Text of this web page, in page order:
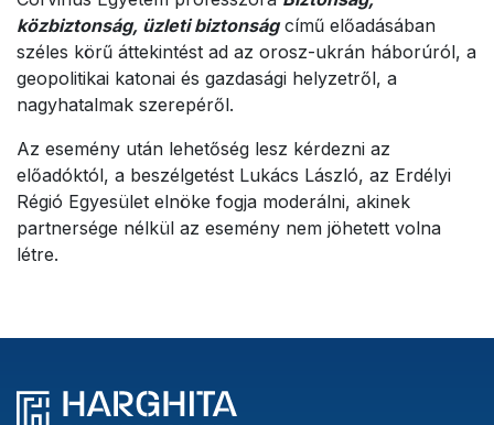
közbiztonság, üzleti biztonságcímű előadásában
széles körű áttekintést ad az orosz-ukrán háborúról, a
geopolitikai katonai és gazdasági helyzetről, a
nagyhatalmak szerepéről.
Az esemény után lehetőség lesz kérdezni az
előadóktól, a beszélgetést Lukács László, az Erdélyi
Régió Egyesület elnöke fogja moderálni, akinek
partnersége nélkül az esemény nem jöhetett volna
létre.